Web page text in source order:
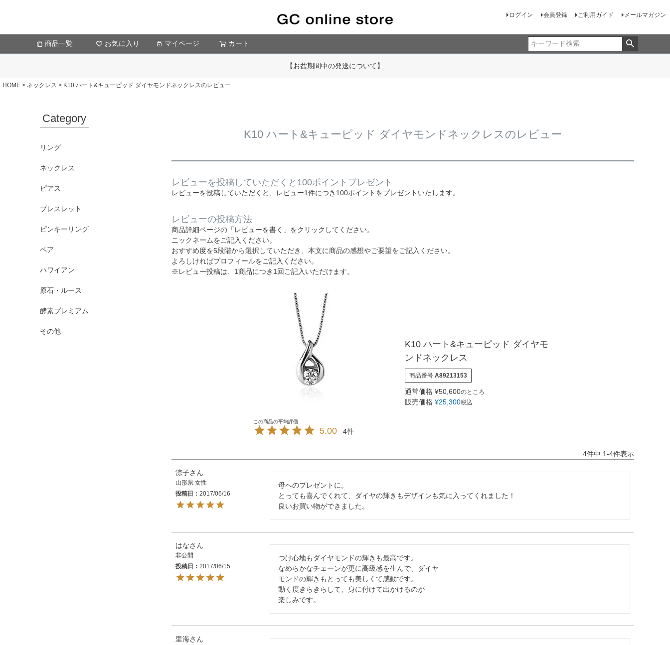
ログイン 会員登録 ご利用ガイド メールマガジン
商品一覧 お気に入り マイページ カート
【お盆期間中の発送について】
HOME ネックレス K10 ハート&キューピッド ダイヤモンドネックレスのレビュー
Category
リング
ネックレス
ピアス
ブレスレット
ピンキーリング
ペア
ハワイアン
原石・ルース
酵素プレミアム
その他
K10 ハート&キューピッド ダイヤモンドネックレスのレビュー
レビューを投稿していただくと100ポイントプレゼント
レビューを投稿していただくと、レビュー1件につき100ポイントをプレゼントいたします。
レビューの投稿方法
商品詳細ページの「レビューを書く」をクリックしてください。
ニックネームをご記入ください。
おすすめ度を5段階から選択していただき、本文に商品の感想やご要望をご記入ください。
よろしければプロフィールをご記入ください。
※レビュー投稿は、1商品につき1回ご記入いただけます。
K10 ハート&キューピッド ダイヤモ
ンドネックレス
商品番号 A89213153
通常価格 ¥50,600のところ
販売価格 ¥25,300税込
5.00 4
4件中 1-4件表示
涼子
山形県 女性
投稿日
2017/06/16
母へのプレゼントに。
とっても喜んでくれて、ダイヤの輝きもデザインも気に入ってくれました！
良いお買い物ができました。
はな
非公開
投稿日
2017/06/15
つけ心地もダイヤモンドの輝きも最高です。
なめらかなチェーンが更に高級感を生んで、ダイヤ
モンドの輝きもとっても美しくて感動です。
動く度きらきらして、身に付けて出かけるのが
楽しみです。
里海